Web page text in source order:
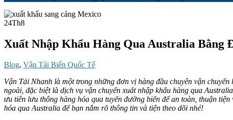
24Th8
Xuất Nhập Khẩu Hàng Qua Australia Bằng
Blog, Vận Tải Biển Quốc Tế
Vận Tải Nhanh là một trong những đơn vị hàng đầu chuyên vận
ngoài, đặc biệt là dịch vụ vận chuyển xuất nhập khẩu hàng qua
ưu tiên lưu thông hàng hóa qua tuyến đường biển để an toàn, thuận
hóa qua Australia để bạn nắm rõ thông tin và tiện theo dõi nhé!